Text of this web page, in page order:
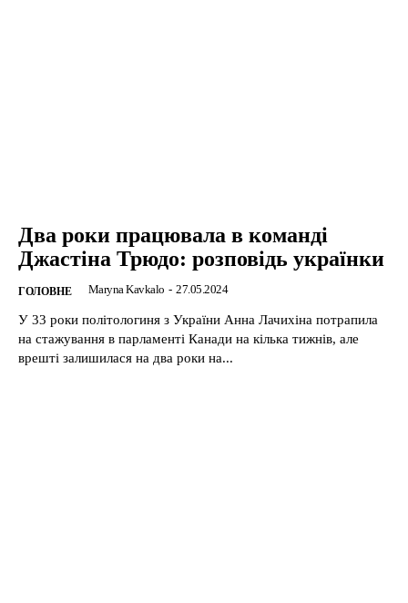
Два роки працювала в команді
Джастіна Трюдо: розповідь українки
ГОЛОВНЕ Maryna Kavkalo - 27.05.2024
У 33 роки політологиня з України Анна Лачихіна потрапила
на стажування в парламенті Канади на кілька тижнів, але
врешті залишилася на два роки на...